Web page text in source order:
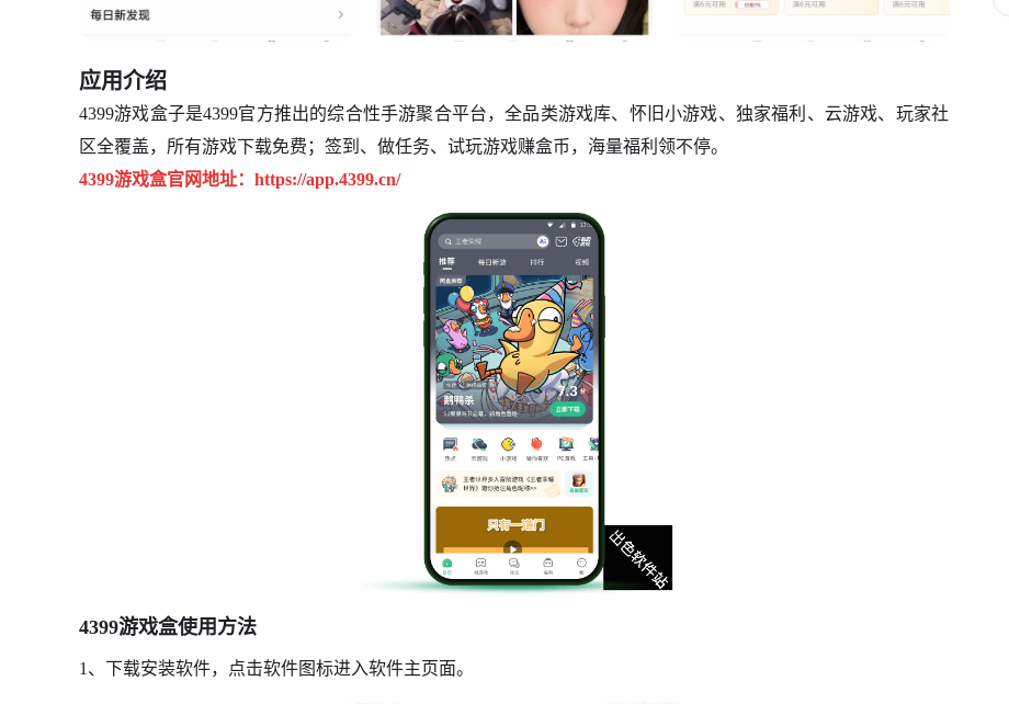
应用介绍
4399游戏盒子是4399官方推出的综合性手游聚合平台，全品类游戏库、怀旧小游戏、独家福利、云游戏、玩家社
区全覆盖，所有游戏下载免费；签到、做任务、试玩游戏赚盒币，海量福利领不停。
4399游戏盒官网地址：https://app.4399.cn/
4399游戏盒使用方法
1、下载安装软件，点击软件图标进入软件主页面。